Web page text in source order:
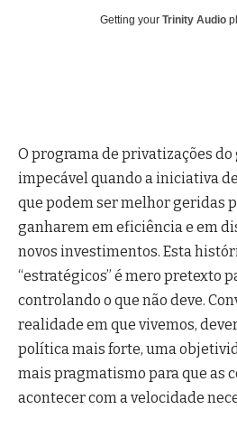
Getting your Trinity Audio
O programa de privatizações do
impecável quando a iniciativa
que podem ser melhor geridas
ganharem em eficiência e em
novos investimentos. Esta
“estratégicos” é mero pretexto
controlando o que não deve.
realidade em que vivemos,
política mais forte, uma
mais pragmatismo para que as
acontecer com a velocidade